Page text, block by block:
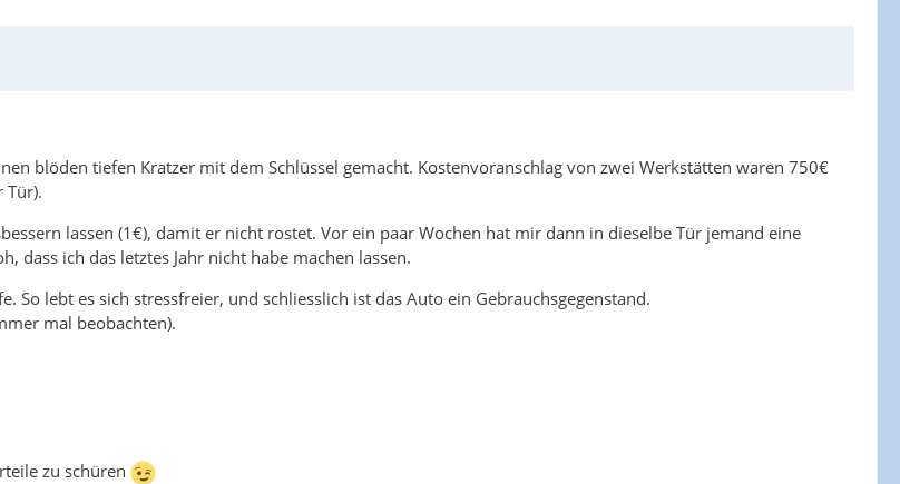
blöden tiefen Kratzer mit dem Schlüssel gemacht. Kostenvoranschlag von zwei Werkstätten waren 750€
Tür).
lassen (1€), damit er nicht rostet. Vor ein paar Wochen hat mir dann in dieselbe Tür jemand eine
dass ich das letztes Jahr nicht habe machen lassen.
So lebt es sich stressfreier, und schliesslich ist das Auto ein Gebrauchsgegenstand.
mal beobachten).
zu schüren